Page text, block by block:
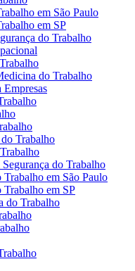
em São Paulo
em SP
do Trabalho
do Trabalho
Trabalho
do Trabalho
Trabalho em São Paulo
Trabalho em SP
do Trabalho